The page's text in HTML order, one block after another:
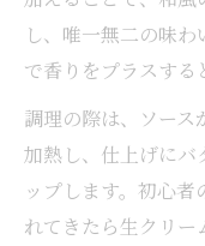
し、唯一無二の味
で香りをプラスする
調理の際は、ソース
加熱し、仕上げにバ
ップします。初心
れてきたら生クリー